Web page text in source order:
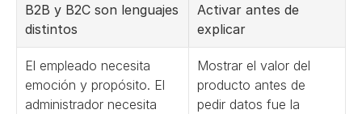
B2B y B2C son lenguajes
distintos
Activar antes de
explicar
El empleado necesita
emoción y propósito. El
administrador necesita
Mostrar el valor del
producto antes de
pedir datos fue la